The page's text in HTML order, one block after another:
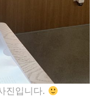
진입니다.